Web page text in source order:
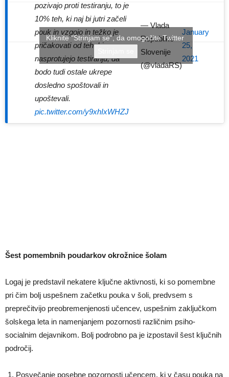
pozivajo proti testiranju, to je
10% teh, ki naj bi jutri začeli
pouk in vzgojo in težko je
pričakovati od teh, ki
nasprotujejo testiranju, da
bodo tudi ostale ukrepe
dosledno spoštovali in
upoštevali.
pic.twitter.com/y9xhIxWHZJ
— Vlada
Republike
Slovenije
(@vladaRS)
January
25,
2021
Kliknite "Strinjam se", da omogočite Twitter
Šest pomembnih poudarkov okrožnice šolam
Logaj je predstavil nekatere ključne aktivnosti, ki so pomembne
pri čim bolj uspešnem začetku pouka v šoli, predvsem s
preprečitvijo preobremenjenosti učencev, uspešnim zaključkom
šolskega leta in namenjanjem pozornosti različnim psiho-
socialnim dejavnikom. Bolj podrobno pa je izpostavil šest ključnih
področij.
Posvečanje posebne pozornosti učencem, ki v času pouka na